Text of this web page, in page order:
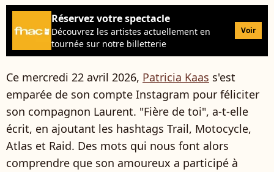
Réservez votre spectacle
Découvrez les artistes actuellement en
tournée sur notre billetterie
Voir
Ce mercredi 22 avril 2026, Patricia Kaas s'est
emparée de son compte Instagram pour féliciter
son compagnon Laurent. "Fière de toi", a-t-elle
écrit, en ajoutant les hashtags Trail, Motocycle,
Atlas et Raid. Des mots qui nous font alors
comprendre que son amoureux a participé à